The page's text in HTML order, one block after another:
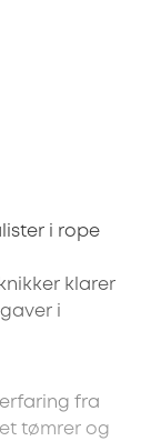
i rope
klarer
i
erfaring fra
tømrer og